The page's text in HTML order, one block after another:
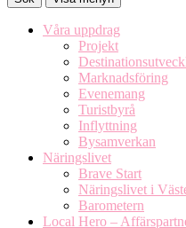
Våra uppdrag
Projekt
Marknadsföring
Evenemang
Turistbyrå
Inflyttning
Bysamverkan
Näringslivet
Brave Start
Näringslivet i
Barometern
Local Hero –